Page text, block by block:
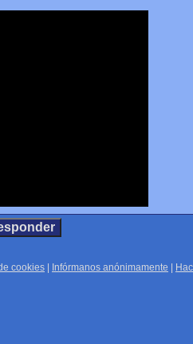
cookies Infórmanos anónimamente